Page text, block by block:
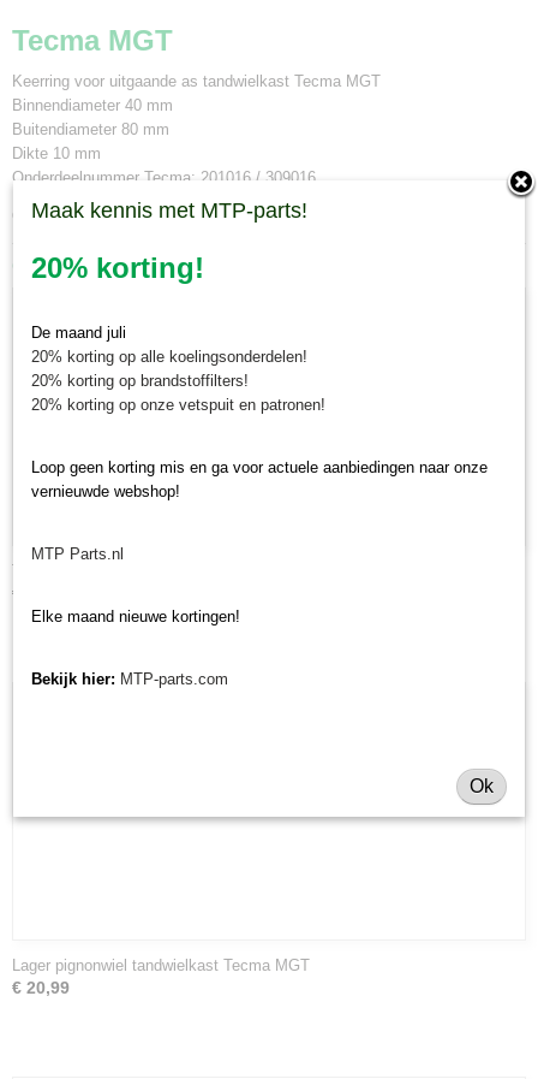
Tecma MGT
Keerring voor uitgaande as tandwielkast Tecma MGT
Binnendiameter 40 mm
Buitendiameter 80 mm
Dikte 10 mm
Onderdeelnummer Tecma: 201016 / 309016
Ook geschikt voor Gamo rotorkopeggen
Ook interessant
Tandenhouder Tecma / Gamo rotorkopeg
€ 70,18
Lager pignonwiel tandwielkast Tecma MGT
€ 20,99
Maak kennis met MTP-parts!
20% korting!
De maand juli
20% korting op alle koelingsonderdelen!
20% korting op brandstoffilters!
20% korting op onze vetspuit en patronen!
Loop geen korting mis en ga voor actuele aanbiedingen naar onze
vernieuwde webshop!
MTP Parts.nl
Elke maand nieuwe kortingen!
Bekijk hier: MTP-parts.com
Ok